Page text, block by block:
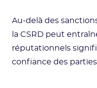
Au-delà des
la CSRD peut
réputationnels
confiance des